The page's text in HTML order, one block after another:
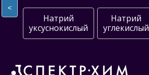
<
Натрий
уксуснокислый
Натрий
углекислый